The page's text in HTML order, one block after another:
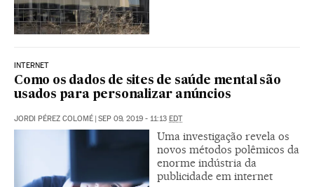
INTERNET
Como os dados de sites de saúde mental são
usados para personalizar anúncios
JORDI PÉREZ COLOMÉ | SEP 09, 2019 - 11:13 EDT
Uma investigação revela os
novos métodos polêmicos da
enorme indústria da
publicidade em internet